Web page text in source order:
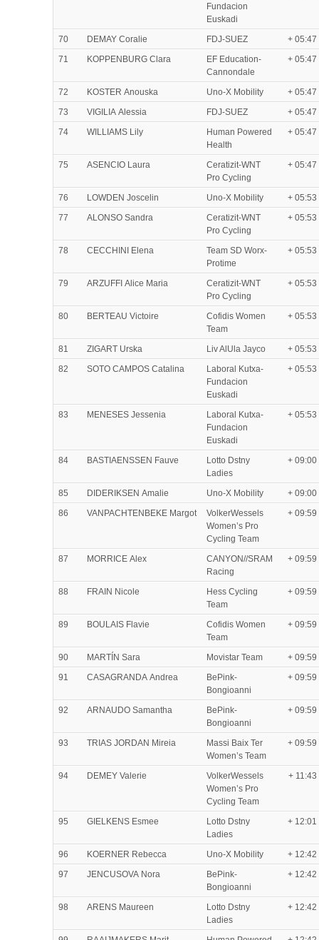
Fundacion
Euskadi
70 DEMAY Coralie FDJ-SUEZ
+ 05:47
71
KOPPENBURG Clara
EF Education-
Cannondale
+ 05:47
72 KOSTER Anouska Uno-X Mobility
+ 05:47
73
VIGILIA Alessia FDJ-SUEZ
+ 05:47
74
WILLIAMS Lily
Human Powered
Health
+ 05:47
75 ASENCIO Laura
Ceratizit-WNT
Pro Cycling
+ 05:47
76 LOWDEN Joscelin Uno-X Mobility
+ 05:53
77
ALONSO Sandra
Ceratizit-WNT
Pro Cycling
+ 05:53
78 CECCHINI Elena
Team SD Worx-
Protime
+ 05:53
79 ARZUFFI Alice Maria
Ceratizit-WNT
Pro Cycling
+ 05:53
80 BERTEAU Victoire
Cofidis Women
Team
+ 05:53
81 ZIGART Urska Liv AlUla Jayco
+ 05:53
82
SOTO CAMPOS Catalina
Laboral Kutxa-
Fundacion
Euskadi
+ 05:53
83 MENESES Jessenia
Laboral Kutxa-
Fundacion
Euskadi
+ 05:53
84 BASTIAENSSEN Fauve
Lotto Dstny
Ladies
+ 09:00
85 DIDERIKSEN Amalie Uno-X Mobility
+ 09:00
86
VANPACHTENBEKE Margot
VolkerWessels
Women’s Pro
Cycling Team
+ 09:59
87 MORRICE Alex
CANYON//SRAM
Racing
+ 09:59
88 FRAIN Nicole
Hess Cycling
Team
+ 09:59
89 BOULAIS Flavie
Cofidis Women
Team
+ 09:59
90 MARTÍN Sara Movistar Team
+ 09:59
91
CASAGRANDA Andrea
BePink-
Bongioanni
+ 09:59
92 ARNAUDO Samantha
BePink-
Bongioanni
+ 09:59
93 TRIAS JORDAN Mireia
Massi Baix Ter
Women’s Team
+ 09:59
94 DEMEY Valerie
VolkerWessels
Women’s Pro
Cycling Team
+ 11:43
95 GIELKENS Esmee
Lotto Dstny
Ladies
+ 12:01
96 KOERNER Rebecca Uno-X Mobility
+ 12:42
97
JENCUSOVA Nora
BePink-
Bongioanni
+ 12:42
98 ARENS Maureen
Lotto Dstny
Ladies
+ 12:42